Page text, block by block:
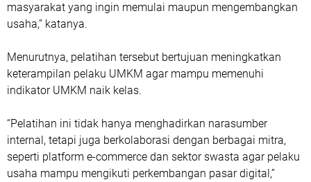
masyarakat yang ingin memulai maupun mengembangkan
usaha,” katanya.
Menurutnya, pelatihan tersebut bertujuan meningkatkan
keterampilan pelaku UMKM agar mampu memenuhi
indikator UMKM naik kelas.
“Pelatihan ini tidak hanya menghadirkan narasumber
internal, tetapi juga berkolaborasi dengan berbagai mitra,
seperti platform e-commerce dan sektor swasta agar pelaku
usaha mampu mengikuti perkembangan pasar digital,”